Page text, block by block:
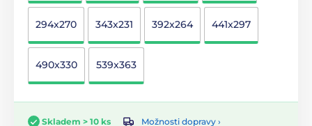
294x270 343x231 392x264 441x297
490x330 539x363
Skladem > 10 ks Možnosti dopravy ›